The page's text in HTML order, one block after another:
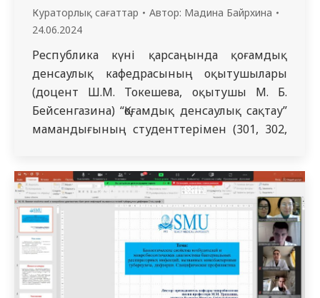
Кураторлық сағаттар Автор: Мадина Байрхина
24.06.2024
Республика күні қарсаңында қоғамдық
денсаулық кафедрасының оқытушылары
(доцент Ш.М. Токешева, оқытушы М. Б.
Бейсенгазина) “Қоғамдық денсаулық сақтау”
мамандығының студенттерімен (301, 302,
301 топ студенті Сайлауғалиева Фарида
1990 жылы мемлекеттік егемендік туралы
Декларацияны қабылдаумен басталған
мереке тарихы туралы презентация
ұсынды; іргелі Мемлекеттік құжаттың
ережелері…